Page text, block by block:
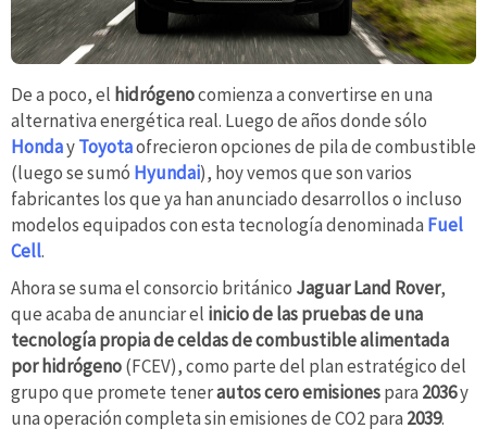
De a poco, el hidrógenocomienza a convertirse en una
alternativa energética real. Luego de años donde sólo
HondayToyotaofrecieron opciones de pila de combustible
(luego se sumó Hyundai), hoy vemos que son varios
fabricantes los que ya han anunciado desarrollos o incluso
modelos equipados con esta tecnología denominada Fuel
Cell.
Ahora se suma el consorcio británico Jaguar Land Rover,
que acaba de anunciar el inicio de las pruebas de una
tecnología propia de celdas de combustible alimentada
por hidrógeno(FCEV), como parte del plan estratégico del
grupo que promete tenerautos cero emisionespara 2036y
una operación completa sin emisiones de CO2 para 2039.